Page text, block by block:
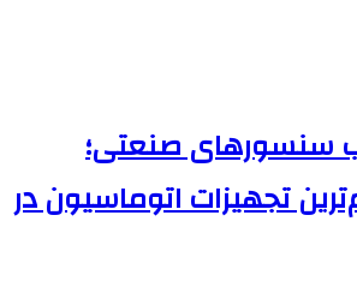
سنسورهای صنعتی؛
تجهیزات اتوماسیون در